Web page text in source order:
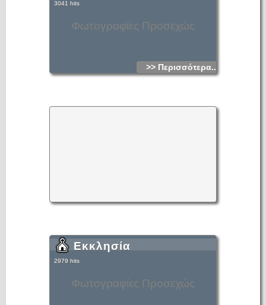
Φωτογραφίες Προσεχώς
3041 hits
>> Περισσότερα...
Φωτογραφίες Προσεχώς
Εκκλησία
2979 hits